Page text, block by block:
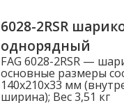
6028-2RSR
однорядный
FAG 6028-2RSR —
основные размеры
140x210x33 мм
ширина); Вес 3,51 кг